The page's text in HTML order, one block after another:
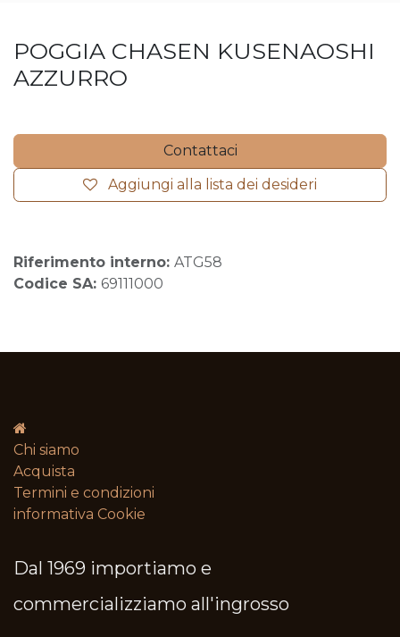
POGGIA CHASEN KUSENAOSHI
AZZURRO
Contattaci
Aggiungi alla lista dei desideri
Riferimento interno: ATG58
Codice SA: 69111000
Chi siamo
Acquista
Termini e condizioni​
informativa Cookie
Dal 1969 importiamo e
commercializziamo all'ingrosso